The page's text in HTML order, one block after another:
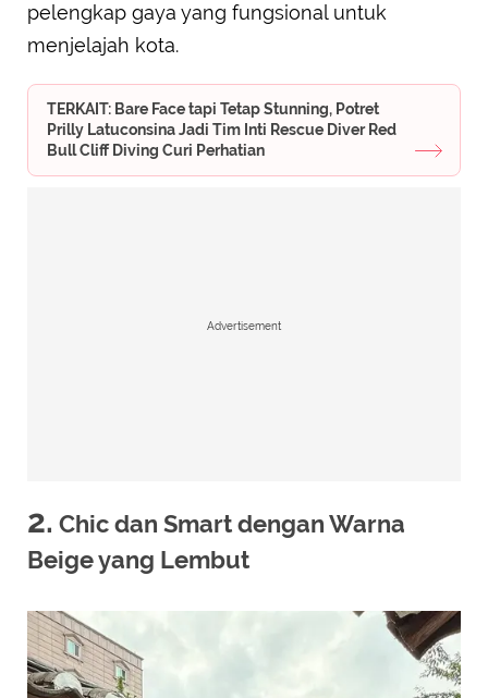
pelengkap gaya yang fungsional untuk
menjelajah kota.
TERKAIT: Bare Face tapi Tetap Stunning, Potret
Prilly Latuconsina Jadi Tim Inti Rescue Diver Red
Bull Cliff Diving Curi Perhatian
Advertisement
2. Chic dan Smart dengan Warna
Beige yang Lembut